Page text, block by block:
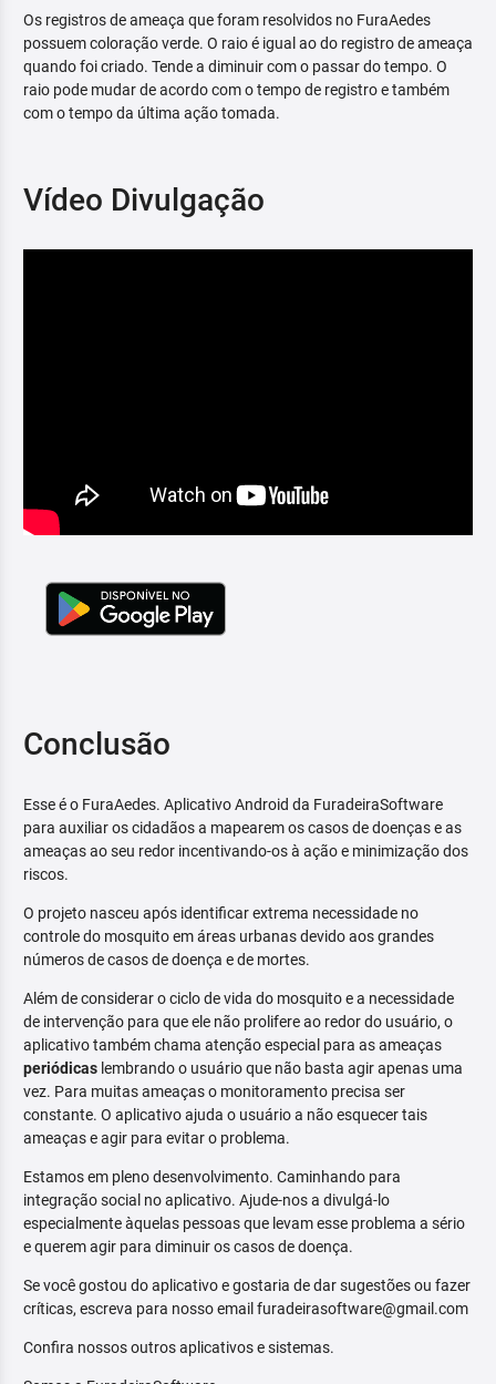
Os registros de ameaça que foram resolvidos no FuraAedes
possuem coloração verde. O raio é igual ao do registro de ameaça
quando foi criado. Tende a diminuir com o passar do tempo. O
raio pode mudar de acordo com o tempo de registro e também
com o tempo da última ação tomada.
Vídeo Divulgação
Conclusão
Esse é o FuraAedes. Aplicativo Android da FuradeiraSoftware
para auxiliar os cidadãos a mapearem os casos de doenças e as
ameaças ao seu redor incentivando-os à ação e minimização dos
riscos.
O projeto nasceu após identificar extrema necessidade no
controle do mosquito em áreas urbanas devido aos grandes
números de casos de doença e de mortes.
Além de considerar o ciclo de vida do mosquito e a necessidade
de intervenção para que ele não prolifere ao redor do usuário, o
aplicativo também chama atenção especial para as ameaças
periódicas lembrando o usuário que não basta agir apenas uma
vez. Para muitas ameaças o monitoramento precisa ser
constante. O aplicativo ajuda o usuário a não esquecer tais
ameaças e agir para evitar o problema.
Estamos em pleno desenvolvimento. Caminhando para
integração social no aplicativo. Ajude-nos a divulgá-lo
especialmente àquelas pessoas que levam esse problema a sério
e querem agir para diminuir os casos de doença.
Se você gostou do aplicativo e gostaria de dar sugestões ou fazer
críticas, escreva para nosso email furadeirasoftware@gmail.com
Confira nossos outros aplicativos e sistemas.